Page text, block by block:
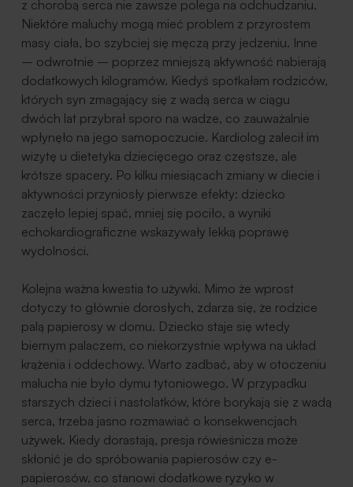
z chorobą serca nie zawsze polega na odchudzaniu.
Niektóre maluchy mogą mieć problem z przyrostem
masy ciała, bo szybciej się męczą przy jedzeniu. Inne
– odwrotnie – poprzez mniejszą aktywność nabierają
dodatkowych kilogramów. Kiedyś spotkałam rodziców,
których syn zmagający się z wadą serca w ciągu
dwóch lat przybrał sporo na wadze, co zauważalnie
wpłynęło na jego samopoczucie. Kardiolog zalecił im
wizytę u dietetyka dziecięcego oraz częstsze, ale
krótsze spacery. Po kilku miesiącach zmiany w diecie i
aktywności przyniosły pierwsze efekty: dziecko
zaczęło lepiej spać, mniej się pociło, a wyniki
echokardiograficzne wskazywały lekką poprawę
wydolności.
Kolejna ważna kwestia to używki. Mimo że wprost
dotyczy to głównie dorosłych, zdarza się, że rodzice
palą papierosy w domu. Dziecko staje się wtedy
biernym palaczem, co niekorzystnie wpływa na układ
krążenia i oddechowy. Warto zadbać, aby w otoczeniu
malucha nie było dymu tytoniowego. W przypadku
starszych dzieci i nastolatków, które borykają się z wadą
serca, trzeba jasno rozmawiać o konsekwencjach
używek. Kiedy dorastają, presja rówieśnicza może
skłonić je do spróbowania papierosów czy e-
papierosów, co stanowi dodatkowe ryzyko w